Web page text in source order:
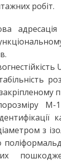
робіт.
M-
з